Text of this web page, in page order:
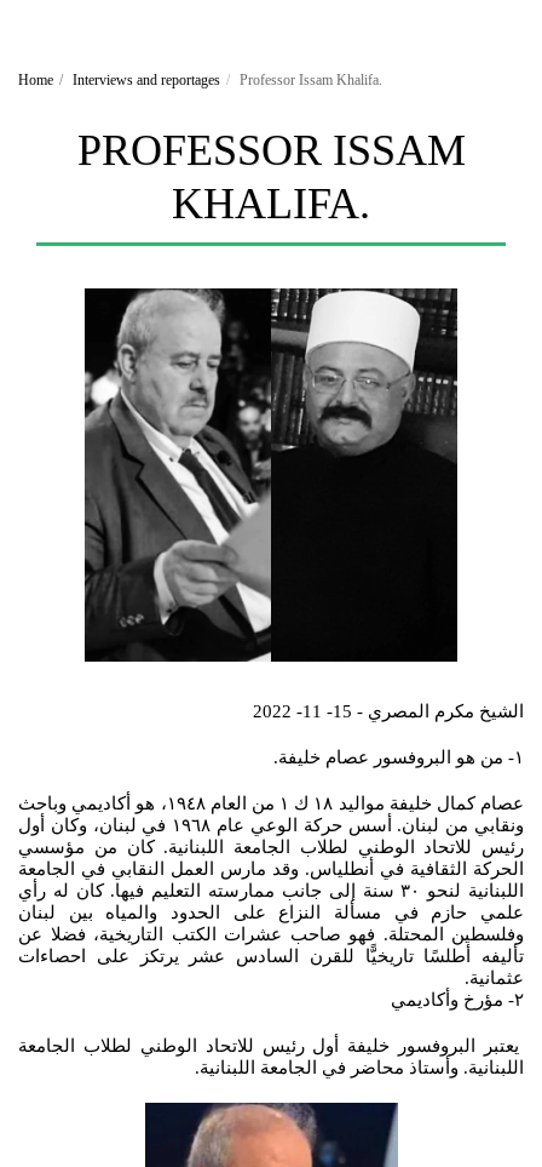
Home Interviews and reportages Professor Issam Khalifa.
PROFESSOR ISSAM
KHALIFA.
الشيخ مكرم المصري - 15- 11- 2022
١- من هو البروفسور عصام خليفة.
عصام كمال خليفة مواليد ١٨ ك ١ من العام ١٩٤٨، هو أكاديمي وباحث
ونقابي من لبنان. أسس حركة الوعي عام ١٩٦٨ في لبنان، وكان أول
رئيس للاتحاد الوطني لطلاب الجامعة اللبنانية. كان من مؤسسي
الحركة الثقافية في أنطلياس. وقد مارس العمل النقابي في الجامعة
اللبنانية لنحو ٣٠ سنة إلى جانب ممارسته التعليم فيها. كان له رأي
علمي حازم في مسألة النزاع على الحدود والمياه بين لبنان
وفلسطين المحتلة. فهو صاحب عشرات الكتب التاريخية، فضلا عن
تأليفه أطلسًا تاريخيًّا للقرن السادس عشر يرتكز على احصاءات
عثمانية.
٢- مؤرخ وأكاديمي
يعتبر البروفسور خليفة أول رئيس للاتحاد الوطني لطلاب الجامعة
اللبنانية. وأستاذ محاضر في الجامعة اللبنانية.